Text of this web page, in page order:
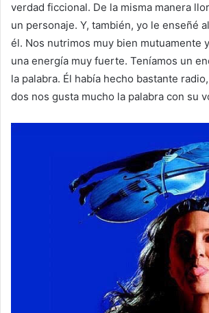
verdad ficcional. De la misma manera
un personaje. Y, también, yo le enseñé
él. Nos nutrimos muy bien mutuamente
una energía muy fuerte. Teníamos un
la palabra. Él había hecho bastante
dos nos gusta mucho la palabra con su